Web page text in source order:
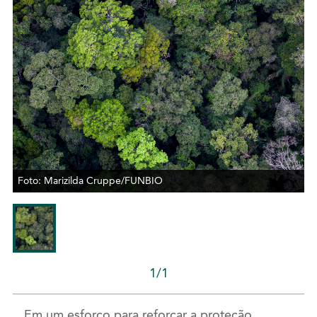
Foto: Marizilda Cruppe/FUNBIO
1/1